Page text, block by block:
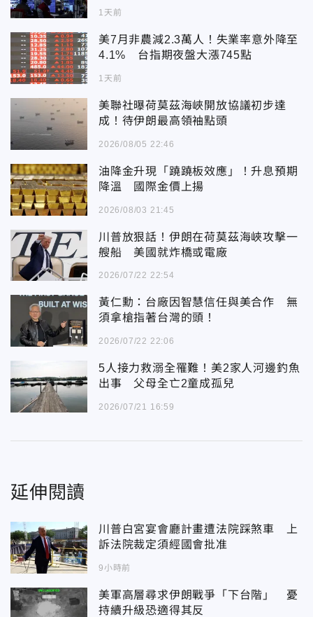
1天前
美7月非農減2.3萬人！失業率意外降至
4.1% 台指期夜盤大漲745點
1天前
美聯社曝荷莫茲海峽開放協議初步達
成！待伊朗最高領袖點頭
2026/08/05 22:46
油降金升現「蹺蹺板效應」！升息預期
降溫 國際金價上揚
2026/08/03 21:45
川普放狠話！伊朗在荷莫茲海峽攻擊一
艘船 美國就炸橋或電廠
2026/07/22 22:54
黃仁勳：台廠因智慧信任與美合作 無
須拿槍指著台灣的頭！
2026/07/22 22:06
5人接力救溺全罹難！美2家人河邊釣魚
出事 父母全亡2童成孤兒
2026/07/21 16:59
延伸閱讀
川普白宮宴會廳計畫遭法院踩煞車 上
訴法院裁定須經國會批准
9小時前
美軍高層尋求伊朗戰爭「下台階」 憂
持續升級恐適得其反